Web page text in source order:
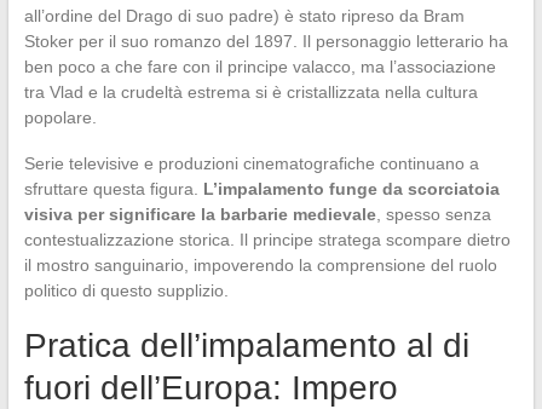
all’ordine del Drago di suo padre) è stato ripreso da Bram
Stoker per il suo romanzo del 1897. Il personaggio letterario ha
ben poco a che fare con il principe valacco, ma l’associazione
tra Vlad e la crudeltà estrema si è cristallizzata nella cultura
popolare.
Serie televisive e produzioni cinematografiche continuano a
sfruttare questa figura. L’impalamento funge da scorciatoia
visiva per significare la barbarie medievale, spesso senza
contestualizzazione storica. Il principe stratega scompare dietro
il mostro sanguinario, impoverendo la comprensione del ruolo
politico di questo supplizio.
Pratica dell’impalamento al di
fuori dell’Europa: Impero